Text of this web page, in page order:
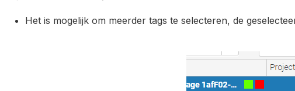
Het is mogelijk om meerder tags te selecteren, de